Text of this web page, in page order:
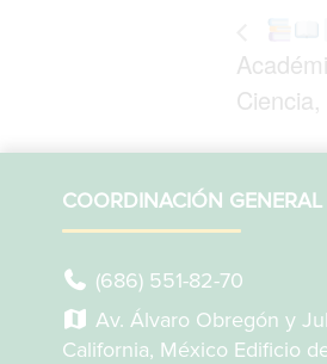
COORDINACIÓN
(686) 551-82-70
Av. Álvaro Obregón y
California, México Edificio